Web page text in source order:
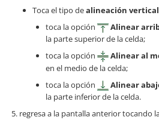
Toca el tipo dealineación vertical
toca la opción
Alinear
la parte superior de la celda;
toca la opción
Alinear al
en el medio de la celda;
toca la opción
Alinear
la parte inferior de la celda.
regresa a la pantalla anterior tocando